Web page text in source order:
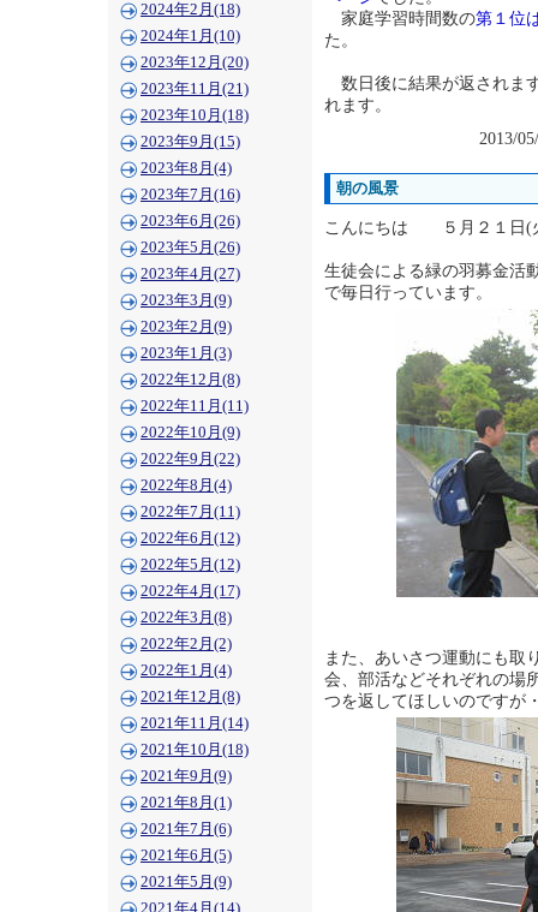
2024年2月(18)
2024年1月(10)
2023年12月(20)
2023年11月(21)
2023年10月(18)
2023年9月(15)
2023年8月(4)
2023年7月(16)
2023年6月(26)
2023年5月(26)
2023年4月(27)
2023年3月(9)
2023年2月(9)
2023年1月(3)
2022年12月(8)
2022年11月(11)
2022年10月(9)
2022年9月(22)
2022年8月(4)
2022年7月(11)
2022年6月(12)
2022年5月(12)
2022年4月(17)
2022年3月(8)
2022年2月(2)
2022年1月(4)
2021年12月(8)
2021年11月(14)
2021年10月(18)
2021年9月(9)
2021年8月(1)
2021年7月(6)
2021年6月(5)
2021年5月(9)
2021年4月(14)
家庭学習時間数の第１位
た。
数日後に結果が返されま
れます。
2013/
朝の風景
こんにちは ５月２１日(
生徒会による緑の羽募金活
で毎日行っています。
また、あいさつ運動にも取
会、部活などそれぞれの場
つを返してほしいのですが